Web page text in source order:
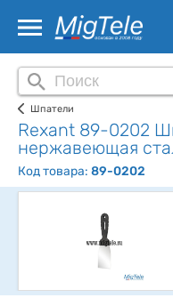
Шпатели
Rexant 89-0202
нержавеющая
Код товара: 89-0202